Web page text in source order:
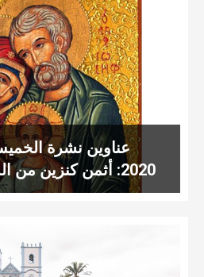
2020: أثمن كنزين من الله إلى مار يوسف